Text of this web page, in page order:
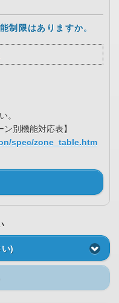
制限はありますか。
。
別機能対応表】
spec/zone_table.htm
い)